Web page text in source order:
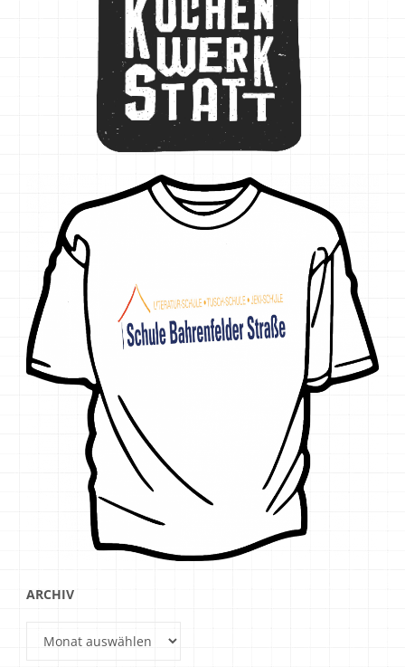
ARCHIV